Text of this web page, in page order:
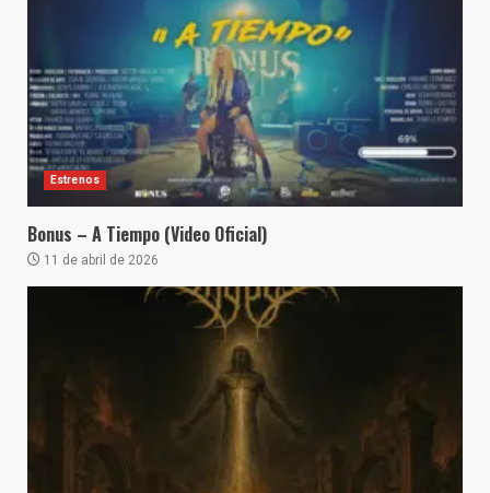
Estrenos
Bonus – A Tiempo (Video Oficial)
11 de abril de 2026